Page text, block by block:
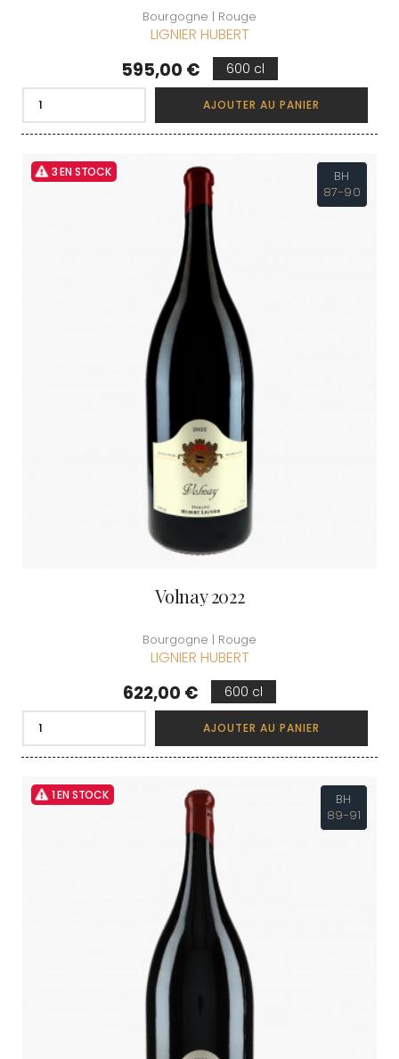
Bourgogne | Rouge
LIGNIER HUBERT
Prix
595,00 € 600 cl
AJOUTER AU PANIER
3 EN STOCK
BH
87-90
Volnay 2022
Bourgogne | Rouge
LIGNIER HUBERT
Prix
622,00 € 600 cl
AJOUTER AU PANIER
1 EN STOCK
BH
89-91